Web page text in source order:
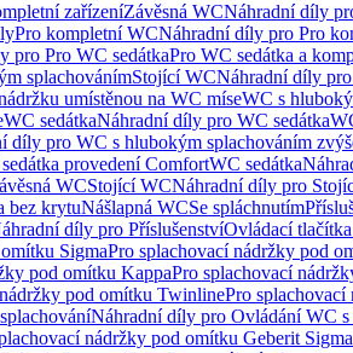
zařízeníZávěsná WCNáhradní díly
Pro kompletní WCNáhradní díly pro Pro
pro Pro WC sedátkaPro WC sedátka a
splachovánímStojící WCNáhradní díly
umístěnou na WC míseWC s
WC sedátkaNáhradní díly pro WC sedátka
díly pro WC s hlubokým splachováním
provedení ComfortWC sedátka
WCStojící WCNáhradní díly pro
bez krytuNášlapná WCSe spláchnutím
díly pro PříslušenstvíOvládací
SigmaPro splachovací nádržky pod
pod omítku KappaPro splachovací
pod omítku TwinlinePro
Náhradní díly pro Ovládání WC
nádržky pod omítku Geberit